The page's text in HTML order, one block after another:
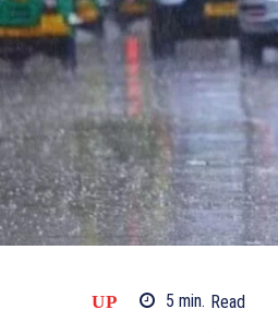
UP 5 min. Read